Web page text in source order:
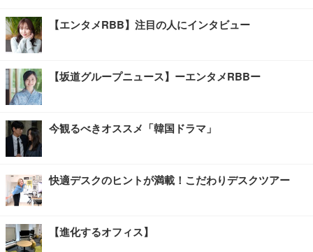
【エンタメRBB】注目の人にインタビュー
【坂道グループニュース】ーエンタメRBBー
今観るべきオススメ「韓国ドラマ」
快適デスクのヒントが満載！こだわりデスクツアー
【進化するオフィス】